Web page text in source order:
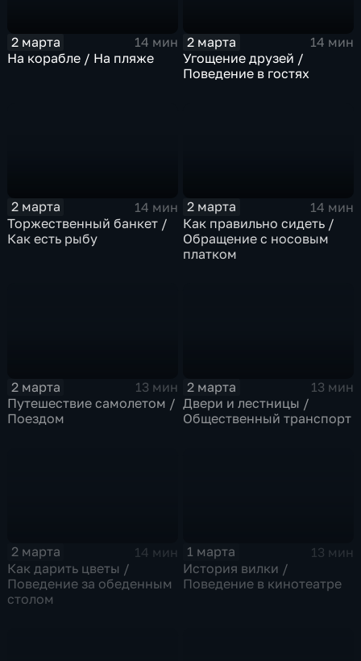
2 марта
14 мин
На корабле / На пляже
2 марта
14 мин
Угощение друзей /
Поведение в гостях
2 марта
14 мин
Торжественный банкет /
Как есть рыбу
2 марта
14 мин
Как правильно сидеть /
Обращение с носовым
платком
2 марта
13 мин
Путешествие самолетом /
Поездом
2 марта
13 мин
Двери и лестницы /
Общественный транспорт
2 марта
14 мин
Как дарить цветы /
Поведение за обеденным
столом
1 марта
13 мин
История вилки /
Поведение в кинотеатре